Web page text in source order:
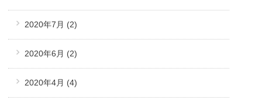
2020年7月 (2)
2020年6月 (2)
2020年4月 (4)